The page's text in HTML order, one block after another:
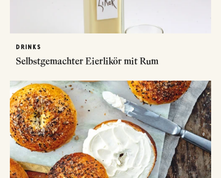
DRINKS
Selbstgemachter Eierlikör mit Rum